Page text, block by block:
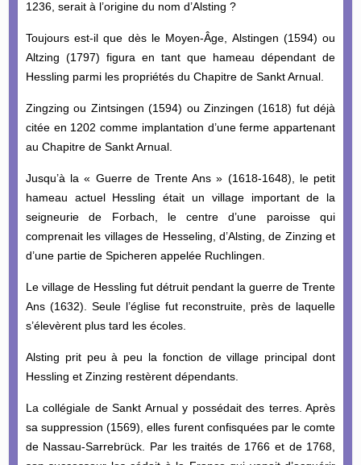
1236, serait à l’origine du nom d’Alsting ?
Toujours est-il que dès le Moyen-Âge, Alstingen (1594) ou
Altzing (1797) figura en tant que hameau dépendant de
Hessling parmi les propriétés du Chapitre de Sankt Arnual.
Zingzing ou Zintsingen (1594) ou Zinzingen (1618) fut déjà
citée en 1202 comme implantation d’une ferme appartenant
au Chapitre de Sankt Arnual.
Jusqu’à la « Guerre de Trente Ans » (1618-1648), le petit
hameau actuel Hessling était un village important de la
seigneurie de Forbach, le centre d’une paroisse qui
comprenait les villages de Hesseling, d’Alsting, de Zinzing et
d’une partie de Spicheren appelée Ruchlingen.
Le village de Hessling fut détruit pendant la guerre de Trente
Ans (1632). Seule l’église fut reconstruite, près de laquelle
s’élevèrent plus tard les écoles.
Alsting prit peu à peu la fonction de village principal dont
Hessling et Zinzing restèrent dépendants.
La collégiale de Sankt Arnual y possédait des terres. Après
sa suppression (1569), elles furent confisquées par le comte
de Nassau-Sarrebrück. Par les traités de 1766 et de 1768,